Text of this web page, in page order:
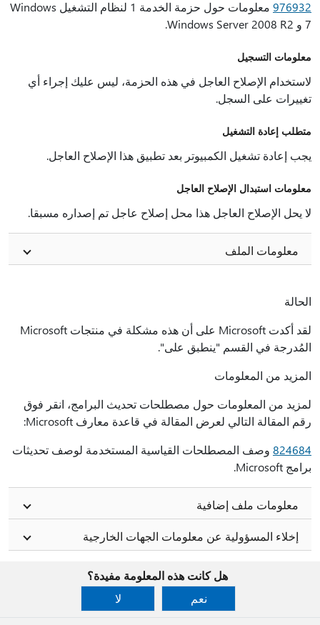
976932
معلومات حول حزمة الخدمة 1 لنظام التشغيل Windows
7 و Windows Server 2008 R2.
معلومات التسجيل
لاستخدام الإصلاح العاجل في هذه الحزمة، ليس عليك إجراء أي
تغييرات على السجل.
متطلب إعادة التشغيل
يجب إعادة تشغيل الكمبيوتر بعد تطبيق هذا الإصلاح العاجل.
معلومات استبدال الإصلاح العاجل
لا يحل الإصلاح العاجل هذا محل إصلاح عاجل تم إصداره مسبقا.
معلومات الملف
الحالة
لقد أكدت Microsoft على أن هذه مشكلة في منتجات Microsoft
المُدرجة في القسم "ينطبق على".
المزيد من المعلومات
لمزيد من المعلومات حول مصطلحات تحديث البرامج، انقر فوق
رقم المقالة التالي لعرض المقالة في قاعدة معارف Microsoft:
824684 وصف المصطلحات القياسية المستخدمة لوصف تحديثات
برامج Microsoft.
معلومات ملف إضافية
إخلاء المسؤولية عن معلومات الجهات الخارجية
هل كانت هذه المعلومة مفيدة؟
نعم
لا